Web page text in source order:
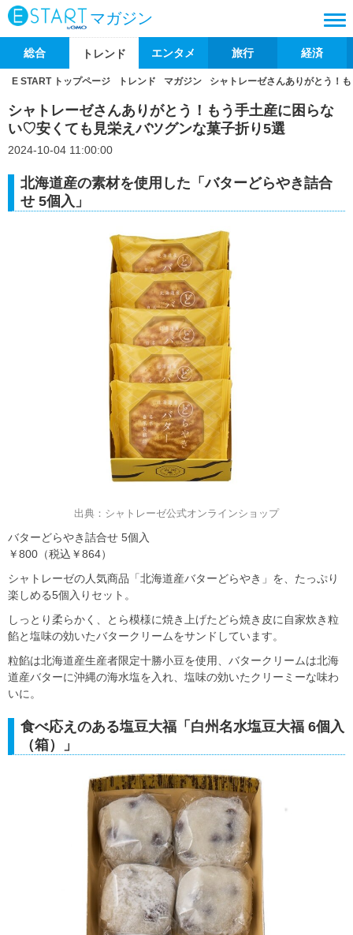
マガジン
総合 トレンド エンタメ 旅行 経済
E START トップページ トレンド マガジン シャトレーゼさんありがとう！
シャトレーゼさんありがとう！もう手土産に困らな
い♡安くても見栄えバツグンな菓子折り5選
2024-10-04 11:00:00
北海道産の素材を使用した「バターどらやき詰合
せ 5個入」
出典：シャトレーゼ公式オンラインショップ
バターどらやき詰合せ 5個入
￥800（税込￥864）
シャトレーゼの人気商品「北海道産バターどらやき」を、たっぷり
楽しめる5個入りセット。
しっとり柔らかく、とら模様に焼き上げたどら焼き皮に自家炊き粒
餡と塩味の効いたバタークリームをサンドしています。
粒餡は北海道産生産者限定十勝小豆を使用、バタークリームは北海
道産バターに沖縄の海水塩を入れ、塩味の効いたクリーミーな味わ
いに。
食べ応えのある塩豆大福「白州名水塩豆大福 6個入
（箱）」